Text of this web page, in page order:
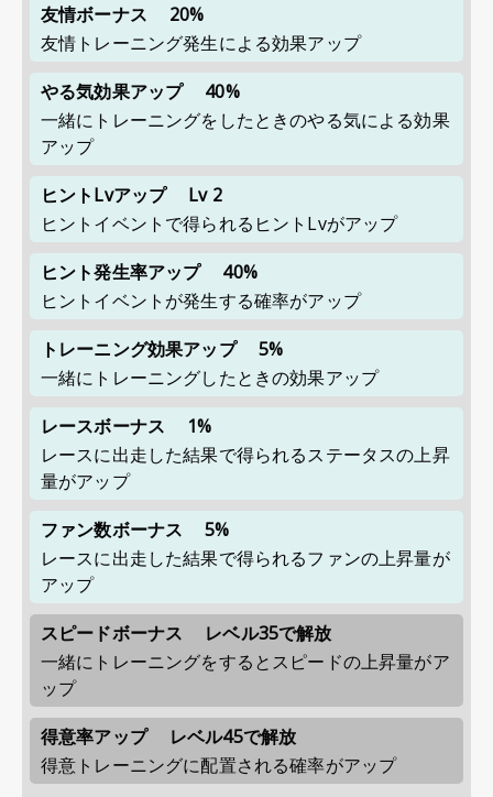
友情ボーナス
20%
友情トレーニング発生による効果アップ
やる気効果アップ
40%
一緒にトレーニングをしたときのやる気による効果
アップ
ヒントLvアップ
Lv 2
ヒントイベントで得られるヒントLvがアップ
ヒント発生率アップ
40%
ヒントイベントが発生する確率がアップ
トレーニング効果アップ
5%
一緒にトレーニングしたときの効果アップ
レースボーナス
1%
レースに出走した結果で得られるステータスの上昇
量がアップ
ファン数ボーナス
5%
レースに出走した結果で得られるファンの上昇量が
アップ
スピードボーナス
レベル35で解放
一緒にトレーニングをするとスピードの上昇量がア
ップ
得意率アップ
レベル45で解放
得意トレーニングに配置される確率がアップ